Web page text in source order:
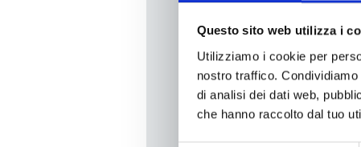
Questo sito web utilizza i
Utilizziamo i cookie per
nostro traffico.
di analisi dei dati web,
che hanno raccolto dal tuo